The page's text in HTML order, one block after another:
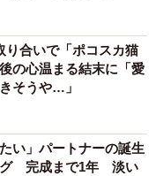
り合いで「ポコスカ猫
の心温まる結末に「愛
そうや…」
い」パートナーの誕生
グ 完成まで1年 淡い